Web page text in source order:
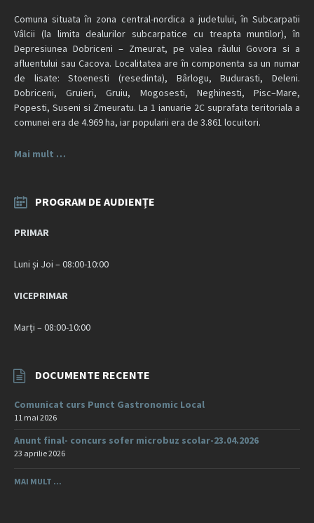
Comuna situata în zona central-nordica a judetului, în Subcarpatii
Vâlcii (la limita dealurilor subcarpatice cu treapta muntilor), în
Depresiunea Dobriceni – Zmeurat, pe valea râului Govora si a
afluentului sau Cacova. Localitatea are în componenta sa un numar
de lisate: Stoenesti (resedinta), Bârlogu, Budurasti, Deleni.
Dobriceni, Gruieri, Gruiu, Mogosesti, Neghinesti, Pisc–Mare,
Popesti, Suseni si Zmeuratu. La 1 ianuarie 2C suprafata teritoriala a
comunei era de 4.969 ha, iar popularii era de 3.861 locuitori.
Mai mult …
PROGRAM DE AUDIENȚE
PRIMAR
Luni și Joi – 08:00-10:00
VICEPRIMAR
Marți – 08:00-10:00
DOCUMENTE RECENTE
Comunicat curs Punct Gastronomic Local
11 mai 2026
Anunt final- concurs sofer microbuz scolar-23.04.2026
23 aprilie 2026
MAI MULT ...